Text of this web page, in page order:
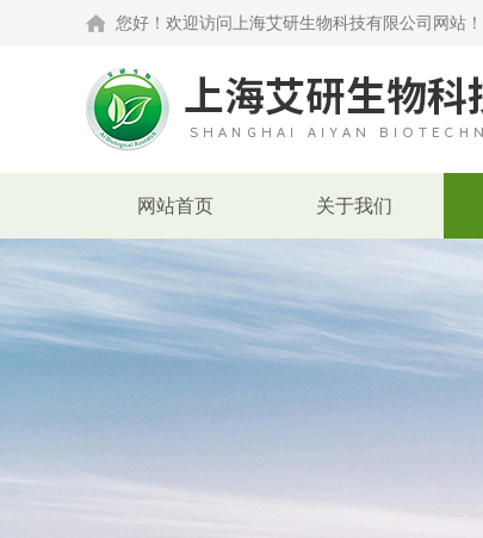
您好！欢迎访问上海艾研生物科技有限公司网站！
网站首页 关于我们